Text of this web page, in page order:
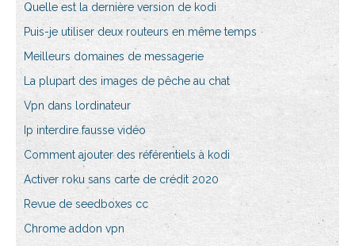
Quelle est la dernière version de kodi
Puis-je utiliser deux routeurs en même temps
Meilleurs domaines de messagerie
La plupart des images de pêche au chat
Vpn dans lordinateur
Ip interdire fausse vidéo
Comment ajouter des référentiels à kodi
Activer roku sans carte de crédit 2020
Revue de seedboxes cc
Chrome addon vpn